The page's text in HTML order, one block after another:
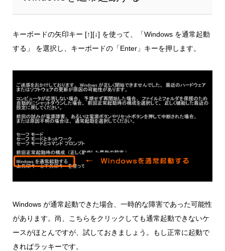
キーボードの矢印キー [↑][↓] を使って、「Windows を通常起動
する」 を選択し、キーボードの「Enter」キーを押します。
Windows が通常起動できた場合、一時的な障害であった可能性
があります。尚、こちらをクリックしても通常起動できないケ
ースがほとんですが、試しておきましょう。もし正常に起動で
きればラッキーです。